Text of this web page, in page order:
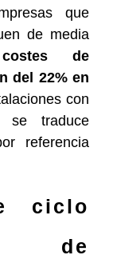
que
de media
de
del 22% en
con
se traduce
referencia
ciclo
de